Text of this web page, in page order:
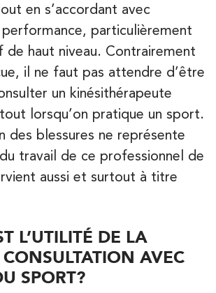
en s’accordant avec
performance, particulièrement
de haut niveau. Contrairement
il ne faut pas attendre d’être
un kinésithérapeute
lorsqu’on pratique un sport.
des blessures ne représente
travail de ce professionnel de
aussi et surtout à titre
L’UTILITÉ DE LA
AVEC
SPORT?
UN INSTITUT IK
UN INSTITUT IK
SUR
SUR
– 91
Velpeau 92160 Antony
Velpeau 92160 Antony
35 84
SUR
Balnéothérapie